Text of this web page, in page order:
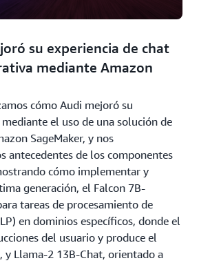
su experiencia de chat
mediante Amazon
cómo Audi mejoró su
el uso de una solución de
SageMaker, y nos
antecedentes de los componentes
cómo implementar y
generación, el Falcon 7B-
tareas de procesamiento de
en dominios específicos, donde el
del usuario y produce el
y Llama-2 13B-Chat, orientado a